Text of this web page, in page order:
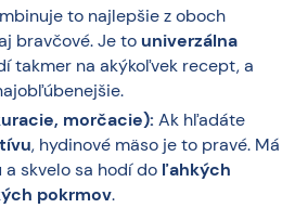
to najlepšie z oboch
bravčové. Je to univerzálna
takmer na akýkoľvek recept, a
morčacie): Ak hľadáte
, hydinové mäso je to pravé. Má
skvelo sa hodí do ľahkých
pokrmov.